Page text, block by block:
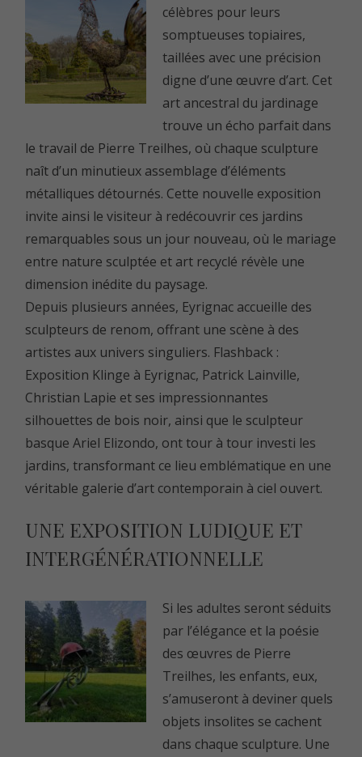
célèbres pour leurs
somptueuses topiaires,
taillées avec une précision
digne d’une œuvre d’art. Cet
art ancestral du jardinage
trouve un écho parfait dans
le travail de Pierre Treilhes, où chaque sculpture
naît d’un minutieux assemblage d’éléments
métalliques détournés. Cette nouvelle exposition
invite ainsi le visiteur à redécouvrir ces jardins
remarquables sous un jour nouveau, où le mariage
entre nature sculptée et art recyclé révèle une
dimension inédite du paysage.
Depuis plusieurs années, Eyrignac accueille des
sculpteurs de renom, offrant une scène à des
artistes aux univers singuliers. Flashback :
Exposition Klinge à Eyrignac, Patrick Lainville,
Christian Lapie et ses impressionnantes
silhouettes de bois noir, ainsi que le sculpteur
basque Ariel Elizondo, ont tour à tour investi les
jardins, transformant ce lieu emblématique en une
véritable galerie d’art contemporain à ciel ouvert.
UNE EXPOSITION LUDIQUE ET
INTERGÉNÉRATIONNELLE
Si les adultes seront séduits
par l’élégance et la poésie
des œuvres de Pierre
Treilhes, les enfants, eux,
s’amuseront à deviner quels
objets insolites se cachent
dans chaque sculpture. Une